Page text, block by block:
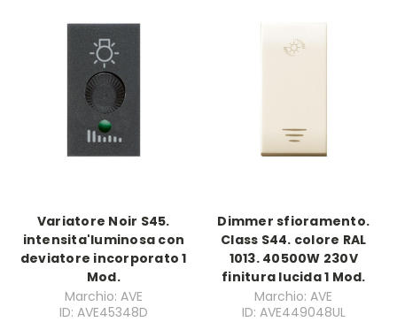
Variatore Noir S45.
intensita'luminosa con
deviatore incorporato 1
Mod.
Marchio: AVE
ID: AVE45348D
Dimmer sfioramento.
Class S44. colore RAL
1013. 40500W 230V
finitura lucida 1 Mod.
Marchio: AVE
ID: AVE449048UL